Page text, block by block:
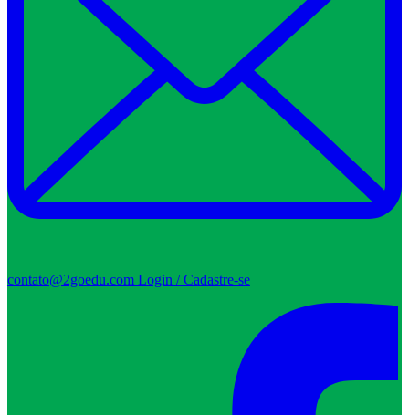
contato@2goedu.com Login / Cadastre-se